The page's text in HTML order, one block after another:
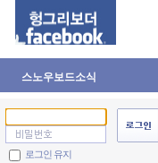
스노우보드소식
로그인 유지